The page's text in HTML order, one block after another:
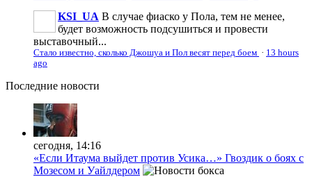
KSI_UA В случае фиаско у Пола, тем не менее,
будет возможность подсушиться и провести
выставочный...
Стало известно, сколько Джошуа и Пол весят перед боем · 13 hours
ago
Последние новости
сегодня, 14:16
«Если Итаума выйдет против Усика…» Гвоздик о боях с
Мозесом и Уайлдером